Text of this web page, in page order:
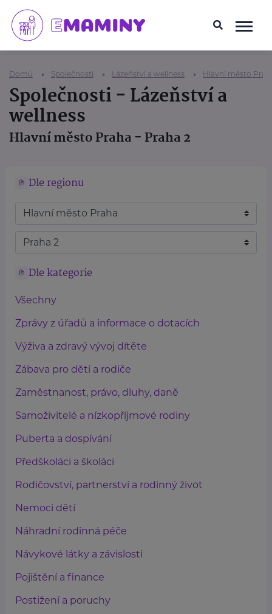
Domů Společnosti Lázeňství a wellness Hlavní město
Společnosti - Lázeňství a
wellness
Hlavní město Praha - Praha 2
Dle regionu
Dle kategorie
Všechny
Zprávy z úřadů a informace o dotacích
Výživa a zdravý vývoj dítěte
Zábava pro děti a rodiče
Zaměstnanost, právo, dluhy, daně
Samoživitelé a nízkopříjmové rodiny
Puberta a dospívání
Předškoláci a školáci
Rodičovství, partnerství a rodinný život
Nemoci dětí
Náhradní rodinná péče
Návykové látky a závislosti
Pojištění a finance
Postižení a poruchy